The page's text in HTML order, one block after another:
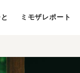
ミモザレポート